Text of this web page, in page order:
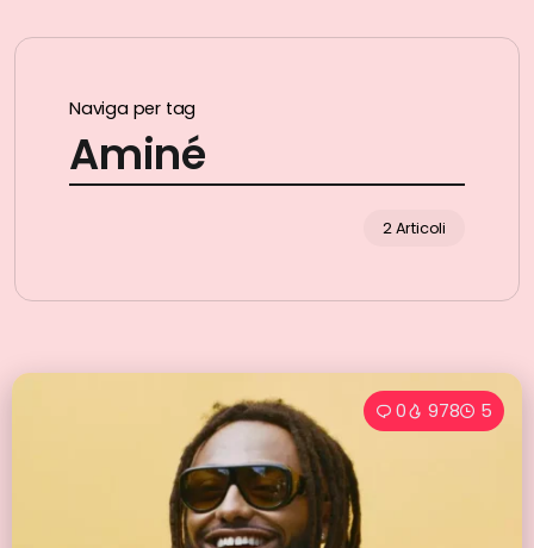
Naviga per tag
Aminé
2 Articoli
0 978 5